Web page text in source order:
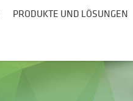
PRODUKTE UND LÖSUNGEN